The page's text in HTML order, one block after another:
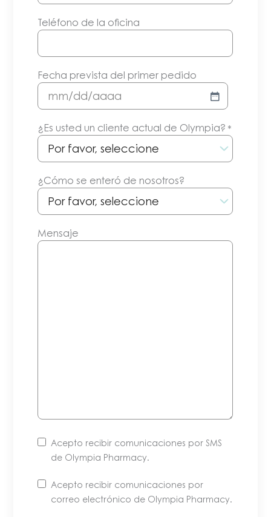
Teléfono de la oficina
Fecha prevista del primer pedido
MM/DD/AAAA
¿Es usted un cliente actual de Olympia? *
¿Cómo se enteró de nosotros?
Mensaje
Acepto recibir comunicaciones por SMS
de Olympia Pharmacy.
Acepto recibir comunicaciones por
correo electrónico de Olympia Pharmacy.